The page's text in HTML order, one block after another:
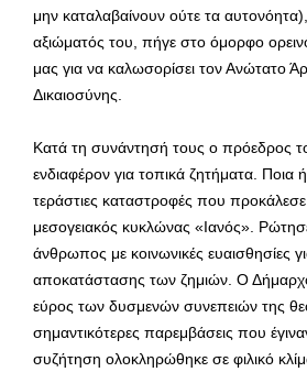
μην καταλαβαίνουν ούτε τα
αξιώματός του, πήγε στο όμορφο
μας για να καλωσορίσει τον Ανώτατο
Δικαιοσύνης.
Κατά τη συνάντησή τους ο πρόεδρος
ενδιαφέρον για τοπικά ζητήματα. Ποια
τεράστιες καταστροφές που
μεσογειακός κυκλώνας «Ιανός».
άνθρωπος με κοινωνικές ευαισθησίες
αποκατάστασης των ζημιών. Ο
εύρος των δυσμενών συνεπειών της
σημαντικότερες παρεμβάσεις που
συζήτηση ολοκληρώθηκε σε φιλικό